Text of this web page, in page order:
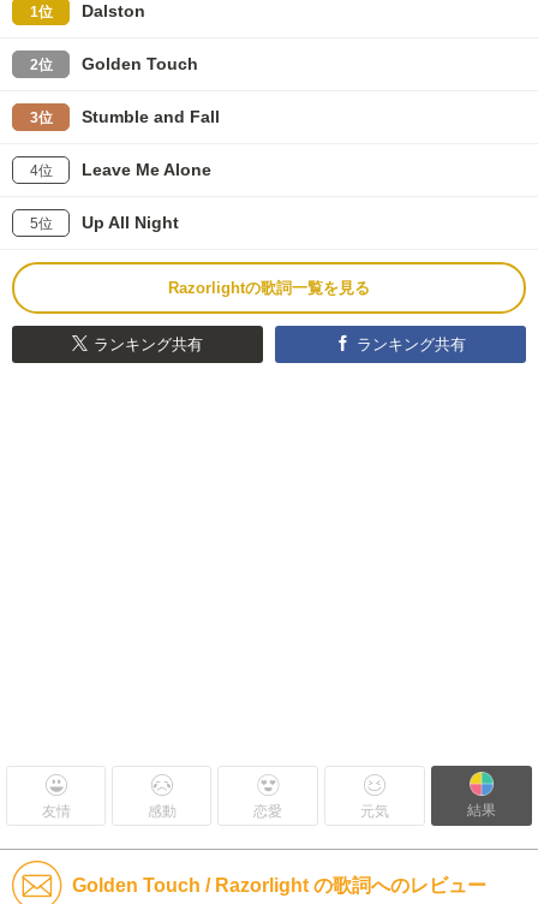
1位 Dalston
2位 Golden Touch
3位 Stumble and Fall
4位 Leave Me Alone
5位 Up All Night
Razorlightの歌詞一覧を見る
ランキング共有 ランキング共有
友情 感動 恋愛 元気 結果
Golden Touch / Razorlight の歌詞へのレビュー